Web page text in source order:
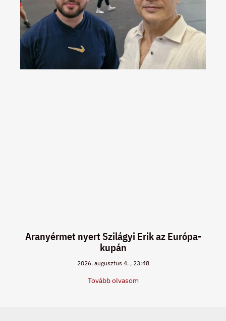
Aranyérmet nyert Szilágyi Erik az Európa-
kupán
2026. augusztus 4. 23:48
Tovább olvasom